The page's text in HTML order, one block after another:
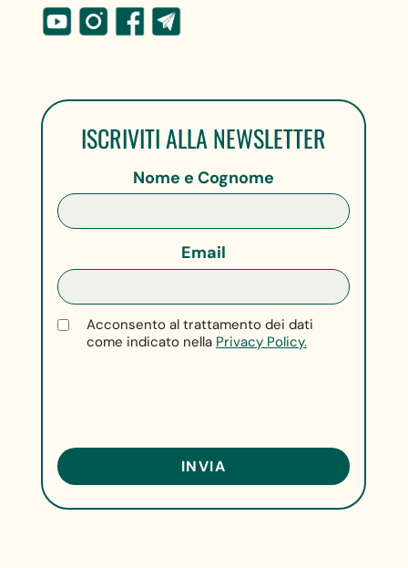
ISCRIVITI ALLA NEWSLETTER
Nome e Cognome
Email
Acconsento al trattamento dei dati
come indicato nella Privacy Policy.